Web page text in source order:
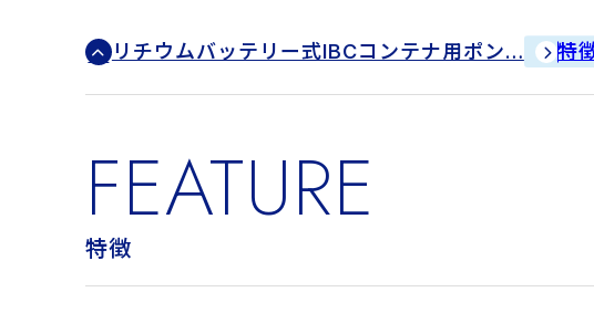
リチウムバッテリー式IBCコンテナ用ポン… 特
FEATURE
特徴